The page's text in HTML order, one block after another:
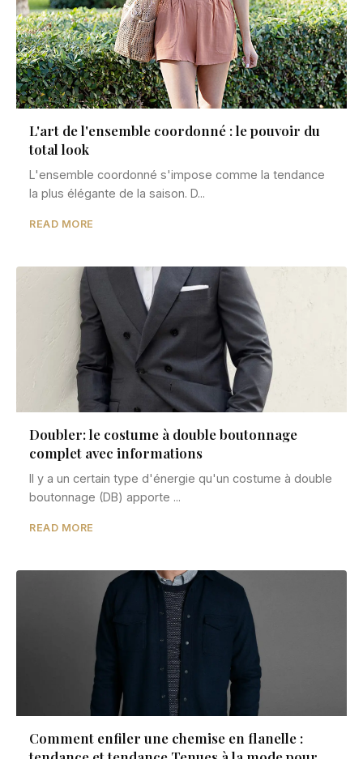
L'art de l'ensemble coordonné : le pouvoir du
total look
L'ensemble coordonné s'impose comme la tendance
la plus élégante de la saison. D...
READ MORE
Doubler: le costume à double boutonnage
complet avec informations
Il y a un certain type d'énergie qu'un costume à double
boutonnage (DB) apporte ...
READ MORE
Comment enfiler une chemise en flanelle :